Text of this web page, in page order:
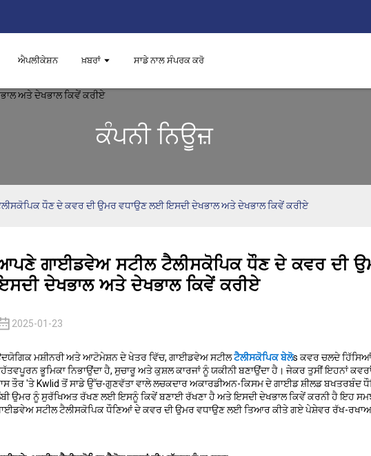
ਐਪਲੀਕੇਸ਼ਨ ਖ਼ਬਰਾਂ ਸਾਡੇ ਨਾਲ ਸੰਪਰਕ ਕਰੋ
ਕੰਪਨੀ ਨਿਊਜ਼
ਧੌਣ ਦੇ ਕਵਰ ਦੀ ਉਮਰ ਵਧਾਉਣ ਲਈ ਇਸਦੀ ਦੇਖਭਾਲ ਅਤੇ ਦੇਖਭਾਲ ਕਿਵੇਂ ਕਰੀਏ
ਗਾਈਡਵੇਅ ਸਟੀਲ ਟੈਲੀਸਕੋਪਿਕ ਧੌਣ ਦੇ ਕਵਰ ਦੀ
ਦੇਖਭਾਲ ਅਤੇ ਦੇਖਭਾਲ ਕਿਵੇਂ ਕਰੀਏ
2025-01-23
ਮਸ਼ੀਨਰੀ ਅਤੇ ਆਟੋਮੇਸ਼ਨ ਦੇ ਖੇਤਰ ਵਿੱਚ, ਗਾਈਡਵੇਅ ਸਟੀਲਟੈਲੀਸਕੋਪਿਕ ਬੇਲੋs ਕਵਰ ਚਲਦੇ
ਭੂਮਿਕਾ ਨਿਭਾਉਂਦਾ ਹੈ, ਸੁਚਾਰੂ ਅਤੇ ਕੁਸ਼ਲ ਕਾਰਜਾਂ ਨੂੰ ਯਕੀਨੀ ਬਣਾਉਂਦਾ ਹੈ। ਜੇਕਰ ਤੁਸੀਂ ਇਹਨਾਂ
ਤੌਰ 'ਤੇ Kwlid ਤੋਂ ਸਾਡੇ ਉੱਚ-ਗੁਣਵੱਤਾ ਵਾਲੇ ਲਚਕਦਾਰ ਅਕਾਰਡੀਅਨ-ਕਿਸਮ ਦੇ ਗਾਈਡ ਸ਼ੀਲਡ ਬਖਤਰਬੰਦ
ਉਮਰ ਨੂੰ ਸੁਰੱਖਿਅਤ ਰੱਖਣ ਲਈ ਇਸਨੂੰ ਕਿਵੇਂ ਬਣਾਈ ਰੱਖਣਾ ਹੈ ਅਤੇ ਇਸਦੀ ਦੇਖਭਾਲ ਕਿਵੇਂ ਕਰਨੀ ਹੈ ਇਹ
ਸਟੀਲ ਟੈਲੀਸਕੋਪਿਕ ਧੌਣਿਆਂ ਦੇ ਕਵਰ ਦੀ ਉਮਰ ਵਧਾਉਣ ਲਈ ਤਿਆਰ ਕੀਤੇ ਗਏ ਪੇਸ਼ੇਵਰ ਰੱਖ-ਰਖਾਅ